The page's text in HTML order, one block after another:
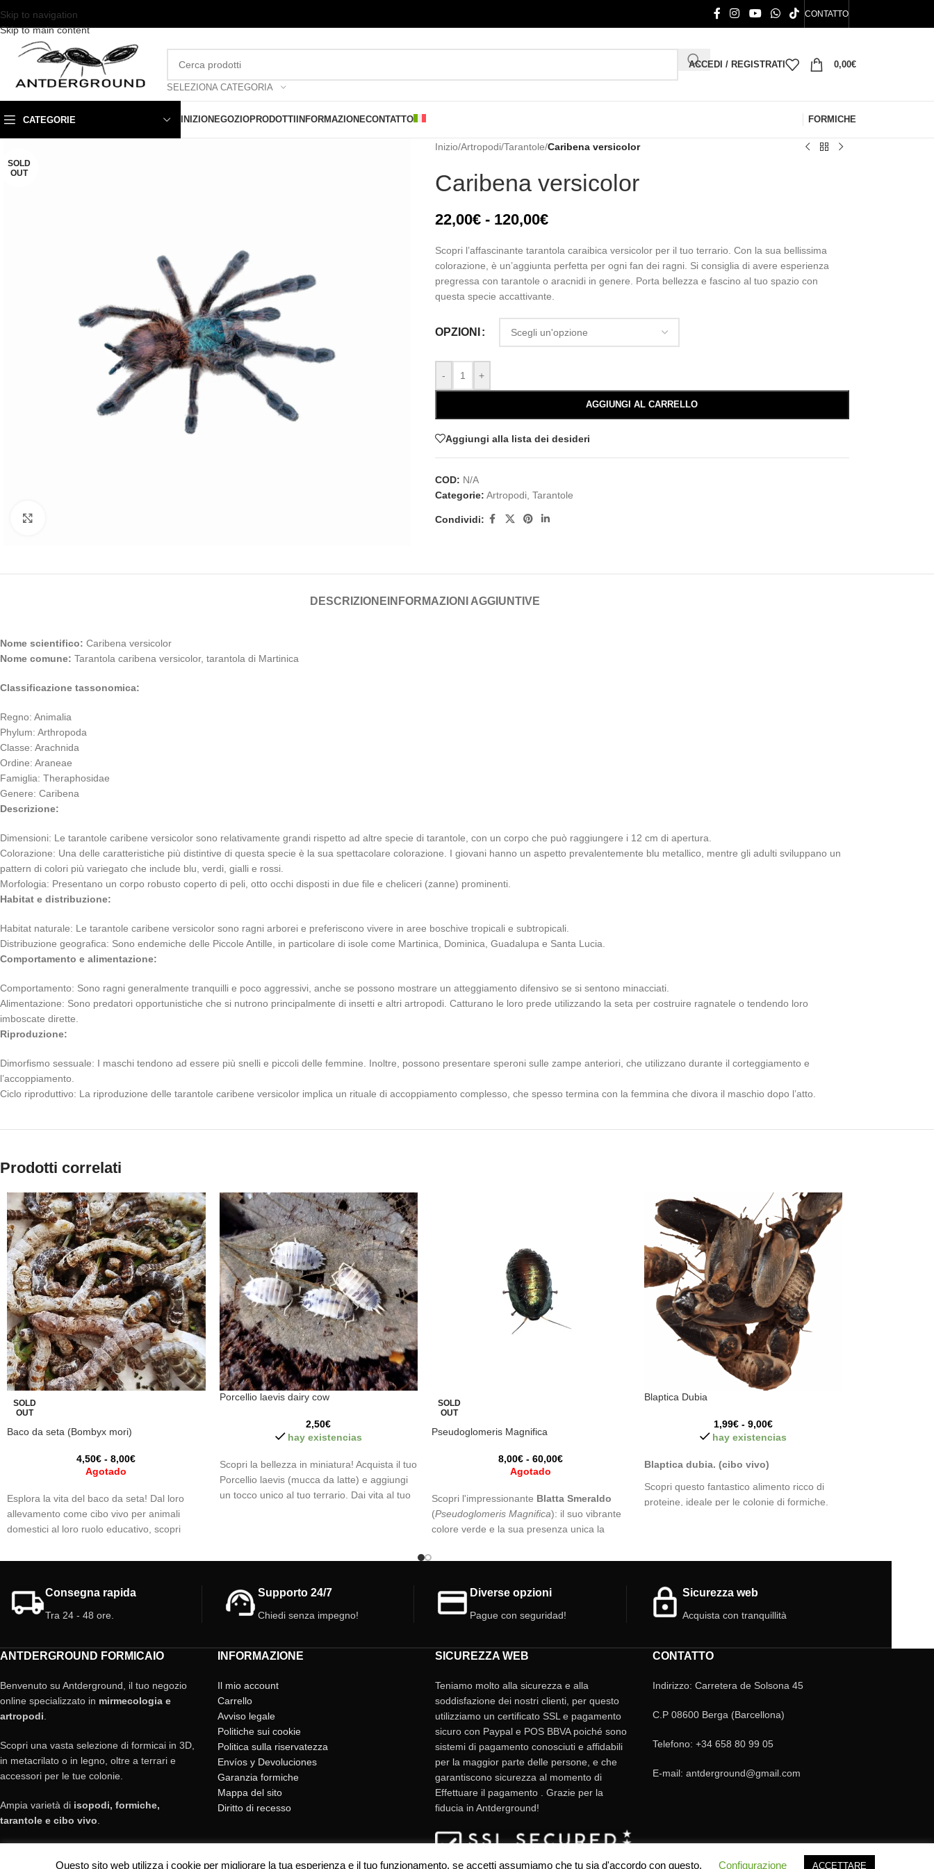
Skip to navigation
Skip to main content
CONTATTO
SELEZIONA CATEGORIA
ACCEDI / REGISTRATI 0,00€
CATEGORIE INIZIONEGOZIOPRODOTTI INFORMAZIONECONTATTO FORMICHE
SOLD
OUT
Inizio/Artropodi/Tarantole/Caribena versicolor
Caribena versicolor
22,00€ - 120,00€
Scopri l’affascinante tarantola caraibica versicolor per il tuo terrario. Con la sua bellissima
colorazione, è un’aggiunta perfetta per ogni fan dei ragni. Si consiglia di avere esperienza
pregressa con tarantole o aracnidi in genere. Porta bellezza e fascino al tuo spazio con
questa specie accattivante.
OPZIONI
- +
AGGIUNGI AL CARRELLO
Aggiungi alla lista dei desideri
COD: N/A
Categorie: Artropodi, Tarantole
Condividi:
DESCRIZIONE INFORMAZIONI AGGIUNTIVE
Nome scientifico: Caribena versicolor
Nome comune: Tarantola caribena versicolor, tarantola di Martinica
Classificazione tassonomica:
Regno: Animalia
Phylum: Arthropoda
Classe: Arachnida
Ordine: Araneae
Famiglia: Theraphosidae
Genere: Caribena
Descrizione:
Dimensioni: Le tarantole caribene versicolor sono relativamente grandi rispetto ad altre specie di tarantole, con un corpo che può raggiungere i 12 cm di apertura.
Colorazione: Una delle caratteristiche più distintive di questa specie è la sua spettacolare colorazione. I giovani hanno un aspetto prevalentemente blu metallico, mentre gli adulti sviluppano un
pattern di colori più variegato che include blu, verdi, gialli e rossi.
Morfologia: Presentano un corpo robusto coperto di peli, otto occhi disposti in due file e cheliceri (zanne) prominenti.
Habitat e distribuzione:
Habitat naturale: Le tarantole caribene versicolor sono ragni arborei e preferiscono vivere in aree boschive tropicali e subtropicali.
Distribuzione geografica: Sono endemiche delle Piccole Antille, in particolare di isole come Martinica, Dominica, Guadalupa e Santa Lucia.
Comportamento e alimentazione:
Comportamento: Sono ragni generalmente tranquilli e poco aggressivi, anche se possono mostrare un atteggiamento difensivo se si sentono minacciati.
Alimentazione: Sono predatori opportunistiche che si nutrono principalmente di insetti e altri artropodi. Catturano le loro prede utilizzando la seta per costruire ragnatele o tendendo loro
imboscate dirette.
Riproduzione:
Dimorfismo sessuale: I maschi tendono ad essere più snelli e piccoli delle femmine. Inoltre, possono presentare speroni sulle zampe anteriori, che utilizzano durante il corteggiamento e
l’accoppiamento.
Ciclo riproduttivo: La riproduzione delle tarantole caribene versicolor implica un rituale di accoppiamento complesso, che spesso termina con la femmina che divora il maschio dopo l’atto.
Prodotti correlati
SOLD
OUT
Baco da seta (Bombyx mori)
4,50€ - 8,00€
Agotado
Esplora la vita del baco da seta! Dal loro
allevamento come cibo vivo per animali
domestici al loro ruolo educativo, scopri
incredibili insetti.
Porcellio laevis dairy cow
2,50€
hay existencias
Scopri la bellezza in miniatura! Acquista il tuo
Porcellio laevis (mucca da latte) e aggiungi
un tocco unico al tuo terrario. Dai vita al tuo
SOLD
OUT
Pseudoglomeris Magnifica
8,00€ - 60,00€
Agotado
Scopri l'impressionante Blatta Smeraldo
(Pseudoglomeris Magnifica): il suo vibrante
colore verde e la sua presenza unica la
ambiente! Ottieni la tua ora!
Blaptica Dubia
1,99€ - 9,00€
hay existencias
Blaptica dubia. (cibo vivo)
Scopri questo fantastico alimento ricco di
proteine, ideale per le colonie di formiche.
rettili, anfibi.
Ordine:
Consegna rapida
Tra 24 - 48 ore.
Supporto 24/7
Chiedi senza impegno!
Diverse opzioni
Pague con seguridad!
Sicurezza web
Acquista con tranquillità
ANTDERGROUND FORMICAIO
Benvenuto su Antderground, il tuo negozio
online specializzato in mirmecologia e
artropodi
Scopri una vasta selezione di formicai in 3D,
in metacrilato o in legno, oltre a terrari e
accessori per le tue colonie.
Ampia varietà di isopodi, formiche,
tarantole e cibo vivo
INFORMAZIONE
Il mio account
Carrello
Avviso legale
Politiche sui cookie
Politica sulla riservatezza
Envíos y Devoluciones
Garanzia formiche
Mappa del sito
Diritto di recesso
SICUREZZA WEB
Teniamo molto alla sicurezza e alla
soddisfazione dei nostri clienti, per questo
utilizziamo un certificato SSL e pagamento
sicuro con Paypal e POS BBVA poiché sono
sistemi di pagamento conosciuti e affidabili
per la maggior parte delle persone, e che
garantiscono sicurezza al momento di
Effettuare il pagamento . Grazie per la
fiducia in Antderground!
CONTATTO
Indirizzo: Carretera de Solsona 45
C.P 08600 Berga (Barcellona)
Telefono: +34 658 80 99 05
E-mail: antderground@gmail.com
Questo sito web utilizza i cookie per migliorare la tua esperienza e il tuo funzionamento, se accetti assumiamo che tu sia d'accordo con questo. Configurazione ACCETTARE